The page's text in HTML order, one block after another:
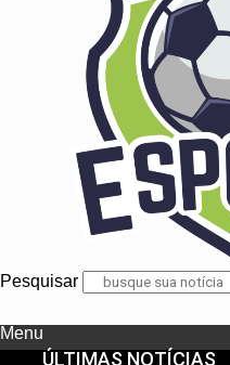
Pesquisar
Menu
ÚLTIMAS NOTÍCIAS